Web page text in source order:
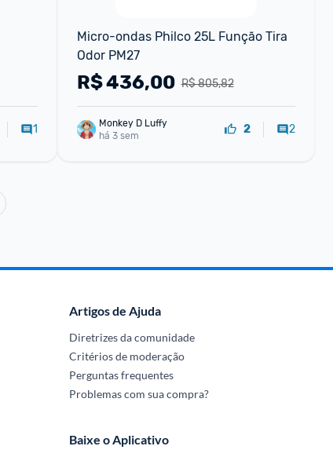
1
Micro-ondas Philco 25L Função Tira
Odor PM27
R$ 805,82
R$436,00
Monkey D Luffy
há 3 sem
2 2
Artigos de Ajuda
Diretrizes da comunidade
Critérios de moderação
Perguntas frequentes
Problemas com sua compra?
Baixe o Aplicativo